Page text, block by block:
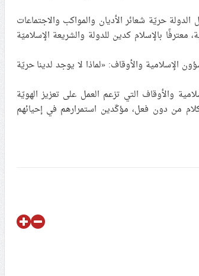
حريّة شعائر الأديان والمواكب والاجتماعات
معترفًا بالإسلام كدين للدولة والشريعة الإسلاميّة
الإسلامية والأوقاف: «لماذا لا يوجد لدينا حريّة
والأوقاف التي تزعم العمل على تعزيز الهويّة
كلام من دون فعل، مؤكّدين استمرارهم في إحيائهم